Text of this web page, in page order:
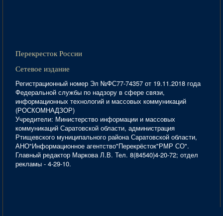
Перекресток России
Сетевое издание
Регистрационный номер Эл №ФС77-74357 от 19.11.2018 года
Федеральной службы по надзору в сфере связи,
информационных технологий и массовых коммуникаций
(РОСКОМНАДЗОР)
Учредители: Министерство информации и массовых
коммуникаций Саратовской области, администрация
Ртищевского муниципального района Саратовской области,
АНО"Информационное агентство"Перекрёсток"РМР СО".
Главный редактор Маркова Л.В. Тел. 8(84540)4-20-72; отдел
рекламы - 4-29-10.